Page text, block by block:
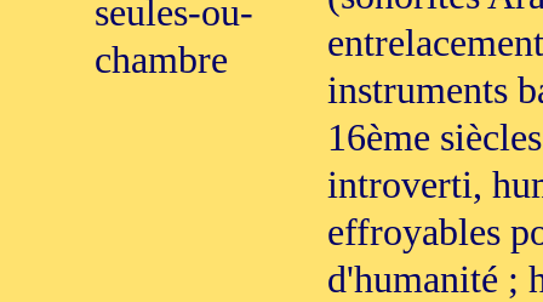
seules-ou-
chambre
instruments
16ème
introverti,
effroyables
d'humanité ;